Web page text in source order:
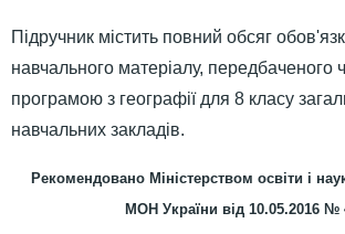
Підручник містить повний обсяг
навчального матеріалу, передбаченого
програмою з географії для 8 класу
навчальних закладів.
Рекомендовано Міністерством освіти і
МОН України від 10.05.2016 №